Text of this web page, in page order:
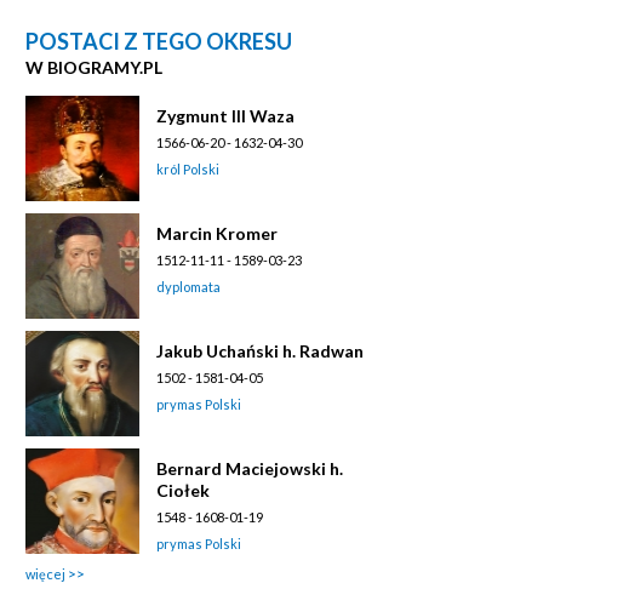
POSTACI Z TEGO OKRESU
W BIOGRAMY.PL
Zygmunt III Waza
1566-06-20 - 1632-04-30
król Polski
Marcin Kromer
1512-11-11 - 1589-03-23
dyplomata
Jakub Uchański h. Radwan
1502 - 1581-04-05
prymas Polski
Bernard Maciejowski h.
Ciołek
1548 - 1608-01-19
prymas Polski
więcej